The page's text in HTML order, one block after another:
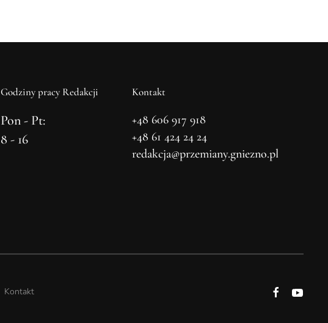
Godziny pracy Redakcji
Pon - Pt:
8 - 16
Kontakt
+48 606 917 918
+48 61 424 24 24
redakcja@przemiany.gniezno.pl
Kontakt